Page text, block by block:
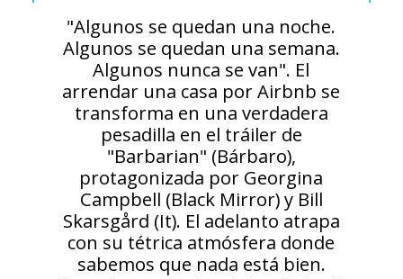
"Algunos se quedan una noche.
Algunos se quedan una semana.
Algunos nunca se van". El
arrendar una casa por Airbnb se
transforma en una verdadera
pesadilla en el tráiler de
"Barbarian" (Bárbaro),
protagonizada por Georgina
Campbell (Black Mirror) y Bill
Skarsgård (It). El adelanto atrapa
con su tétrica atmósfera donde
sabemos que nada está bien.